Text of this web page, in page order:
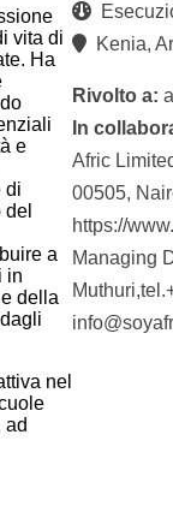
vita di
Ha
e
di
a
in
della
nel
ad
Kenia,
Rivolto a:
In
Afric
00505,
https://
Managing